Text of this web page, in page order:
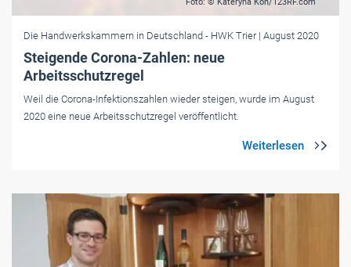
Die Handwerkskammern in Deutschland - HWK Trier | August 2020
Steigende Corona-Zahlen: neue
Arbeitsschutzregel
Weil die Corona-Infektionszahlen wieder steigen, wurde im August
2020 eine neue Arbeitsschutzregel veröffentlicht.